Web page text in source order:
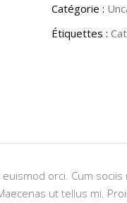
Catégorie :
Étiquettes :
orci. Cum
ut tellus mi.